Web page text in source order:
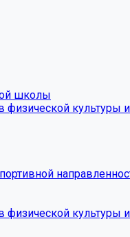
школы
физической культуры
физической культуры